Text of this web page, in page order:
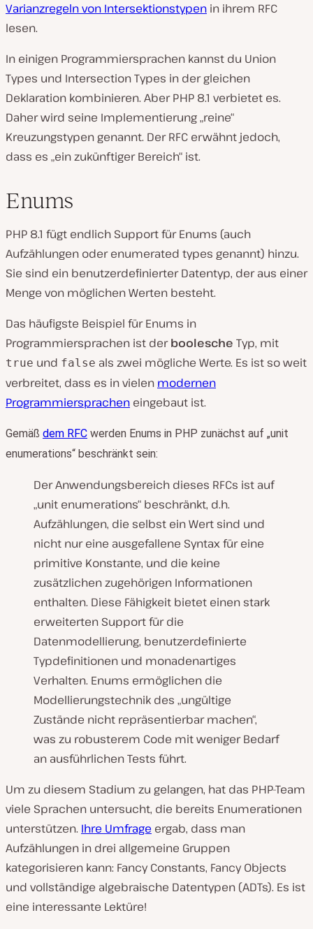
Varianzregeln von Intersektionstypen in ihrem RFC
lesen.
In einigen Programmiersprachen kannst du Union
Types und Intersection Types in der gleichen
Deklaration kombinieren. Aber PHP 8.1 verbietet es.
Daher wird seine Implementierung „reine“
Kreuzungstypen genannt. Der RFC erwähnt jedoch,
dass es „ein zukünftiger Bereich“ ist.
Enums
PHP 8.1 fügt endlich Support für Enums (auch
Aufzählungen oder enumerated types genannt) hinzu.
Sie sind ein benutzerdefinierter Datentyp, der aus einer
Menge von möglichen Werten besteht.
Das häufigste Beispiel für Enums in
Programmiersprachen ist derboolesche Typ, mit
true und false als zwei mögliche Werte. Es ist so weit
verbreitet, dass es in vielen modernen
Programmiersprachen eingebaut ist.
Gemäß dem RFC werden Enums in PHP zunächst auf „unit
enumerations“ beschränkt sein:
Der Anwendungsbereich dieses RFCs ist auf
„unit enumerations“ beschränkt, d.h.
Aufzählungen, die selbst ein Wert sind und
nicht nur eine ausgefallene Syntax für eine
primitive Konstante, und die keine
zusätzlichen zugehörigen Informationen
enthalten. Diese Fähigkeit bietet einen stark
erweiterten Support für die
Datenmodellierung, benutzerdefinierte
Typdefinitionen und monadenartiges
Verhalten. Enums ermöglichen die
Modellierungstechnik des „ungültige
Zustände nicht repräsentierbar machen“,
was zu robusterem Code mit weniger Bedarf
an ausführlichen Tests führt.
Um zu diesem Stadium zu gelangen, hat das PHP-Team
viele Sprachen untersucht, die bereits Enumerationen
unterstützen. Ihre Umfrage ergab, dass man
Aufzählungen in drei allgemeine Gruppen
kategorisieren kann: Fancy Constants, Fancy Objects
und vollständige algebraische Datentypen (ADTs). Es ist
eine interessante Lektüre!